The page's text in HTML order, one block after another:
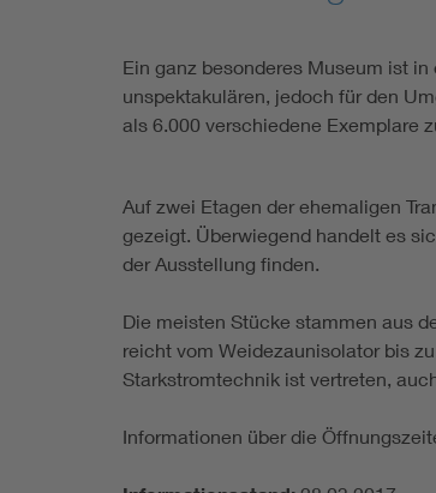
Ein ganz besonderes Museum ist
unspektakulären, jedoch für den
als 6.000 verschiedene Exemplare
Auf zwei Etagen der ehemaligen
gezeigt. Überwiegend handelt es
der Ausstellung finden.
Die meisten Stücke stammen aus
reicht vom Weidezaunisolator bis
Starkstromtechnik ist vertreten,
Informationen über die